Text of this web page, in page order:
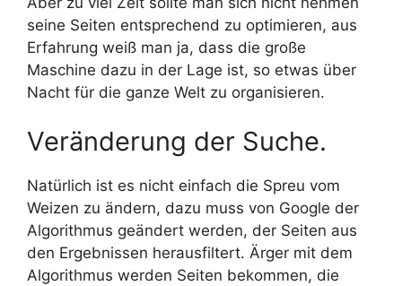
seine Seiten entsprechend zu optimieren, aus
Erfahrung weiß man ja, dass die große
Maschine dazu in der Lage ist, so etwas über
Nacht für die ganze Welt zu organisieren.
Veränderung der Suche.
Natürlich ist es nicht einfach die Spreu vom
Weizen zu ändern, dazu muss von Google der
Algorithmus geändert werden, der Seiten aus
den Ergebnissen herausfiltert. Ärger mit dem
Algorithmus werden Seiten bekommen, die